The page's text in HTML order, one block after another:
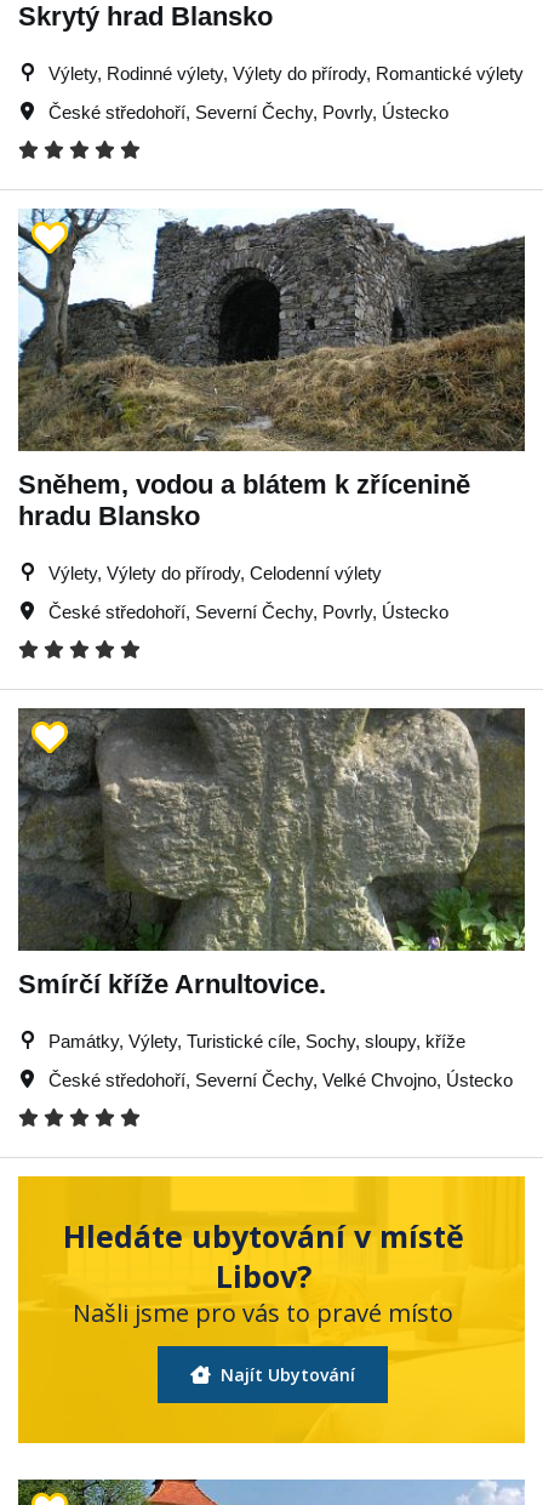
Skrytý hrad Blansko
Výlety, Rodinné výlety, Výlety do přírody, Romantické výlety
České středohoří, Severní Čechy, Povrly, Ústecko
Sněhem, vodou a blátem k zřícenině
hradu Blansko
Výlety, Výlety do přírody, Celodenní výlety
České středohoří, Severní Čechy, Povrly, Ústecko
Smírčí kříže Arnultovice.
Památky, Výlety, Turistické cíle, Sochy, sloupy, kříže
České středohoří, Severní Čechy, Velké Chvojno, Ústecko
Hledáte ubytování v místě
Libov?
Našli jsme pro vás to pravé místo
Najít Ubytování